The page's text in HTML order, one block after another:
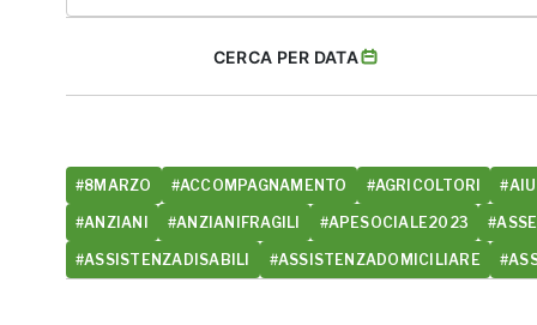
CERCA PER DATA
#8MARZO #ACCOMPAGNAMENTO #AGRICOLTORI
#ANZIANI #ANZIANIFRAGILI #APESOCIALE2023
#ASSISTENZADISABILI #ASSISTENZADOMICILIARE